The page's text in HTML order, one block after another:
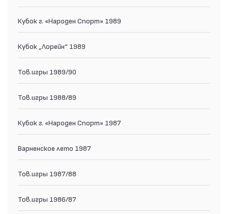
Кубок г. «Народен Спорт» 1989
Кубок „Лорейн“ 1989
Тов.игры 1989/90
Тов.игры 1988/89
Кубок г. «Народен Спорт» 1987
Варненское лето 1987
Тов.игры 1987/88
Тов.игры 1986/87